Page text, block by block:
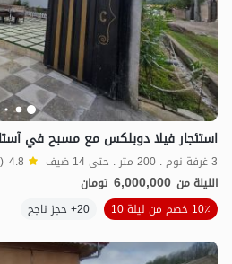
استئجار فيلا دوبلكس مع مسبح في
3 غرفة نوم . 200 متر . حتى 14 ضيف 4.8 (20 تعليق)
الليلة من 6,000,000 تومان
10٪ خصم من ليلة 10
20+ حجز ناجح